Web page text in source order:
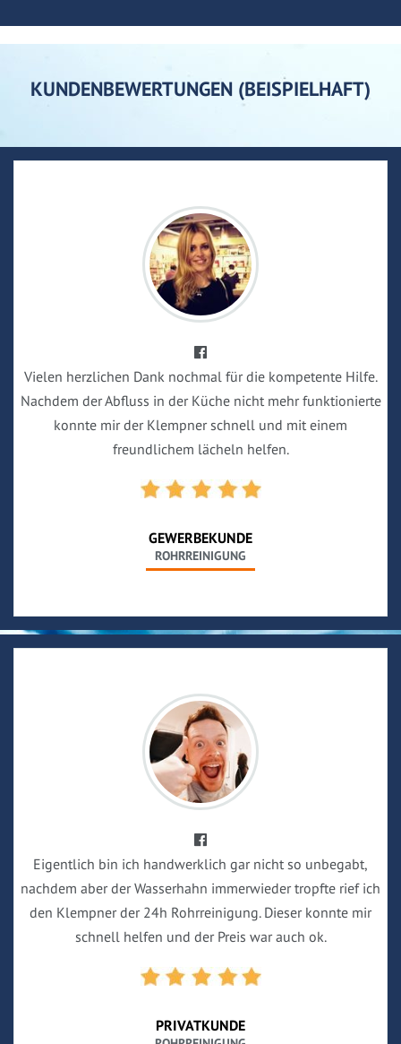
KUNDENBEWERTUNGEN (BEISPIELHAFT)
Vielen herzlichen Dank nochmal für die kompetente Hilfe.
Nachdem der Abfluss in der Küche nicht mehr funktionierte
konnte mir der Klempner schnell und mit einem
freundlichem lächeln helfen.
GEWERBEKUNDE
ROHRREINIGUNG
Eigentlich bin ich handwerklich gar nicht so unbegabt,
nachdem aber der Wasserhahn immerwieder tropfte rief ich
den Klempner der 24h Rohrreinigung. Dieser konnte mir
schnell helfen und der Preis war auch ok.
PRIVATKUNDE